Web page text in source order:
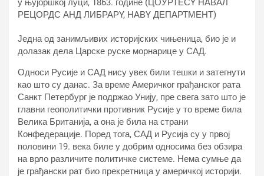
Једна од занимљивих историјских чињеница, био је и
долазак дела Царске руске морнарице у САД.
Односи Русије и САД нису увек били тешки и затегнути
као што су данас. За време Америчког грађанског рата
Санкт Петербург је подржао Унију, пре свега зато што је
главни геополитички противник Русије у то време била
Велика Британија, а она је била на страни
Конфедерације. Поред тога, САД и Русија су у првој
половини 19. века биле у добрим односима без обзира
на врло различите политичке системе. Нема сумње да
је грађански рат био прекретница у америчкој историји.